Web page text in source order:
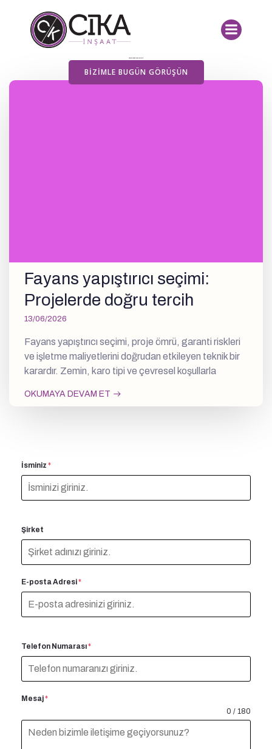
BIZIMLE BUGÜN GÖRÜŞÜN
Yayımlanan Yazılarımız
Fayans yapıştırıcı seçimi:
Projelerde doğru tercih
13/06/2026
Fayans yapıştırıcı seçimi, proje ömrü, garanti riskleri
ve işletme maliyetlerini doğrudan etkileyen teknik bir
karardır. Zemin, karo tipi ve çevresel koşullarla
OKUMAYA DEVAM ET
İsminiz *
Şirket
E-posta Adresi*
Telefon Numarası*
Mesaj*
0 / 180